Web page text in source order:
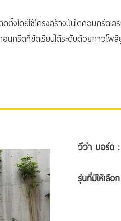
รงสร้างบันไดคอนกรีตเสริ
ยบได้ระดับด้วยกาวโพลียูรี
วีว่า บอร์ด :
รุ่นที่มี